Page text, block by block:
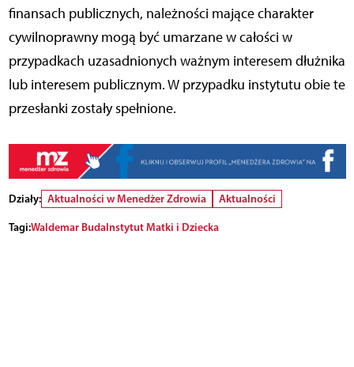
finansach publicznych, należności mające charakter
cywilnoprawny mogą być umarzane w całości w
przypadkach uzasadnionych ważnym interesem dłużnika
lub interesem publicznym. W przypadku instytutu obie te
przesłanki zostały spełnione.
Działy: Aktualności w Menedżer Zdrowia
Aktualności
Tagi:Waldemar BudaInstytut Matki i Dziecka